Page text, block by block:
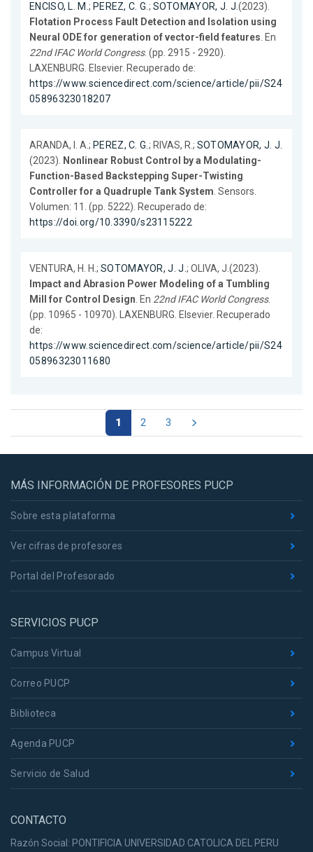
ENCISO, L. M.; PEREZ, C. G.; SOTOMAYOR, J. J.(2023).
Flotation Process Fault Detection and Isolation using
Neural ODE for generation of vector-field features. En
22nd IFAC World Congress. (pp. 2915 - 2920).
LAXENBURG. Elsevier. Recuperado de:
https://www.sciencedirect.com/science/article/pii/S24
05896323018207
ARANDA, I. A.; PEREZ, C. G.; RIVAS, R.; SOTOMAYOR, J. J.
(2023). Nonlinear Robust Control by a Modulating-
Function-Based Backstepping Super-Twisting
Controller for a Quadruple Tank System. Sensors.
Volumen: 11. (pp. 5222). Recuperado de:
https://doi.org/10.3390/s23115222
VENTURA, H. H.; SOTOMAYOR, J. J.; OLIVA, J.(2023).
Impact and Abrasion Power Modeling of a Tumbling
Mill for Control Design. En 22nd IFAC World Congress.
(pp. 10965 - 10970). LAXENBURG. Elsevier. Recuperado
de:
https://www.sciencedirect.com/science/article/pii/S24
05896323011680
1 2 3
MÁS INFORMACIÓN DE PROFESORES PUCP
Sobre esta plataforma
Ver cifras de profesores
Portal del Profesorado
SERVICIOS PUCP
Campus Virtual
Correo PUCP
Biblioteca
Agenda PUCP
Servicio de Salud
CONTACTO
Razón Social: PONTIFICIA UNIVERSIDAD CATOLICA DEL PERU